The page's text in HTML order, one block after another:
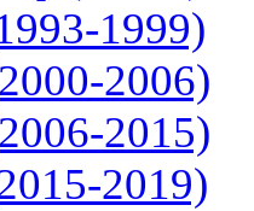
1999)
2006)
2015)
2019)